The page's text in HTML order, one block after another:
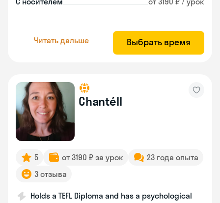
Читать дальше Выбрать время
Chantéll
5 от 3190 ₽ за урок
23 года опыта
3 отзыва
Holds a TEFL Diploma and has a psychological